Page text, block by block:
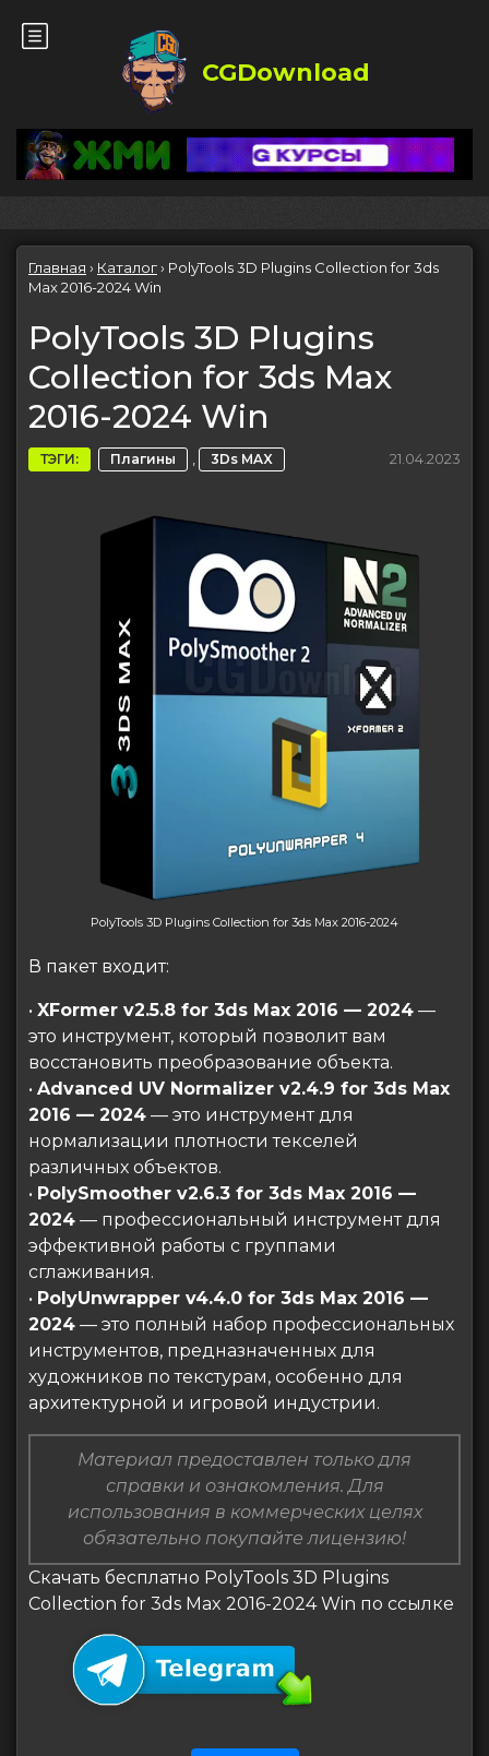
CGDownload
Главная › Каталог› PolyTools 3D Plugins Collection for 3ds
Max 2016-2024 Win
PolyTools 3D Plugins
Collection for 3ds Max
2016-2024 Win
ТЭГИ: Плагины , 3Ds MAX 21.04.2023
PolyTools 3D Plugins Collection for 3ds Max 2016-2024
В пакет входит:
• XFormer v2.5.8 for 3ds Max 2016 — 2024 —
это инструмент, который позволит вам
восстановить преобразование объекта.
• Advanced UV Normalizer v2.4.9 for 3ds Max
2016 — 2024 — это инструмент для
нормализации плотности текселей
различных объектов.
• PolySmoother v2.6.3 for 3ds Max 2016 —
2024 — профессиональный инструмент для
эффективной работы с группами
сглаживания.
• PolyUnwrapper v4.4.0 for 3ds Max 2016 —
2024 — это полный набор профессиональных
инструментов, предназначенных для
художников по текстурам, особенно для
архитектурной и игровой индустрии.
Материал предоставлен только для
справки и ознакомления. Для
использования в коммерческих целях
обязательно покупайте лицензию!
Скачать бесплатно PolyTools 3D Plugins
Collection for 3ds Max 2016-2024 Win по ссылке